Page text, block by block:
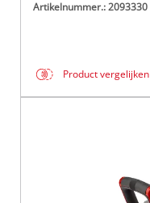
Artikelnummer.: 2093330
Product vergelijken